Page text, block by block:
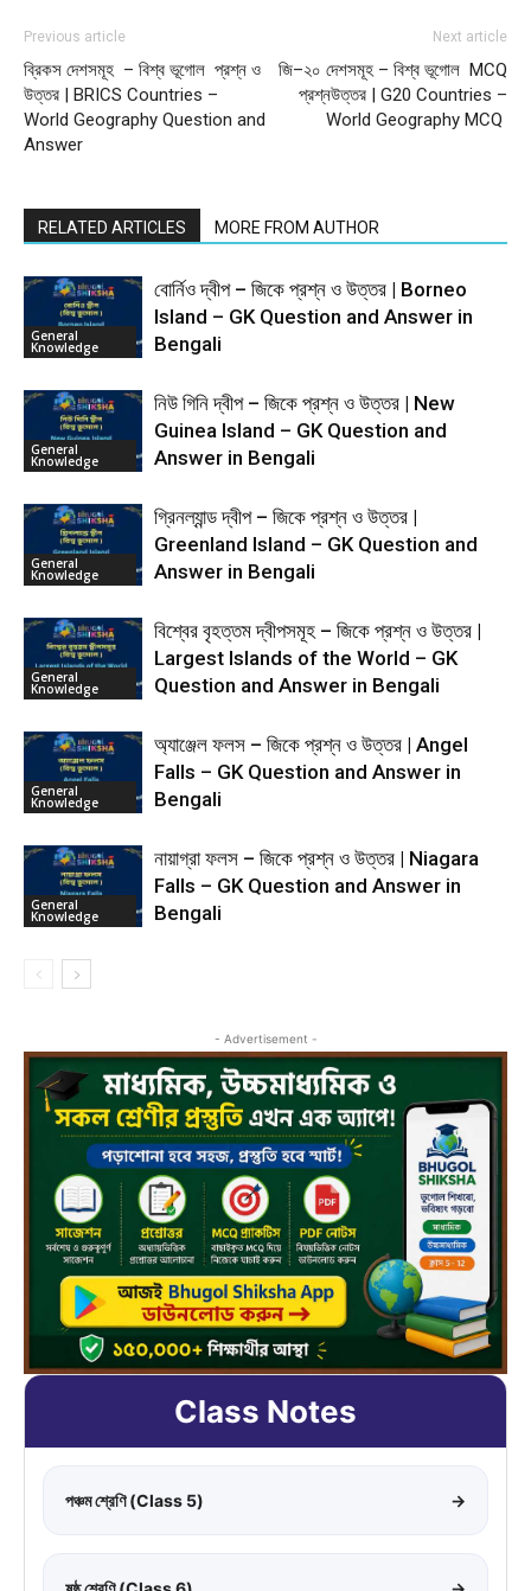
Previous article
ব্রিকস দেশসমূহ – বিশ্ব ভূগোল প্রশ্ন ও
উত্তর | BRICS Countries –
World Geography Question and
Answer
Next article
জি–২০ দেশসমূহ – বিশ্ব ভূগোল MCQ
প্রশ্নউত্তর | G20 Countries –
World Geography MCQ
RELATED ARTICLES MORE FROM AUTHOR
General
Knowledge
বোর্নিও দ্বীপ – জিকে প্রশ্ন ও উত্তর | Borneo
Island – GK Question and Answer in
Bengali
General
Knowledge
নিউ গিনি দ্বীপ – জিকে প্রশ্ন ও উত্তর | New
Guinea Island – GK Question and
Answer in Bengali
General
Knowledge
গ্রিনল্যান্ড দ্বীপ – জিকে প্রশ্ন ও উত্তর |
Greenland Island – GK Question and
Answer in Bengali
General
Knowledge
বিশ্বের বৃহত্তম দ্বীপসমূহ – জিকে প্রশ্ন ও উত্তর |
Largest Islands of the World – GK
Question and Answer in Bengali
General
Knowledge
অ্যাঞ্জেল ফলস – জিকে প্রশ্ন ও উত্তর | Angel
Falls – GK Question and Answer in
Bengali
General
Knowledge
নায়াগ্রা ফলস – জিকে প্রশ্ন ও উত্তর | Niagara
Falls – GK Question and Answer in
Bengali
- Advertisement -
Class Notes
পঞ্চম শ্রেণি (Class 5) →